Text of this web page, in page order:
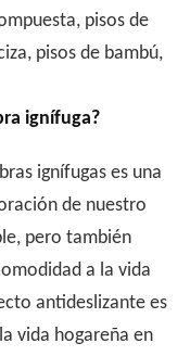
pisos de
pisos de bambú,
ignífuga?
ignífugas es una
de nuestro
pero también
a la vida
antideslizante es
vida hogareña en